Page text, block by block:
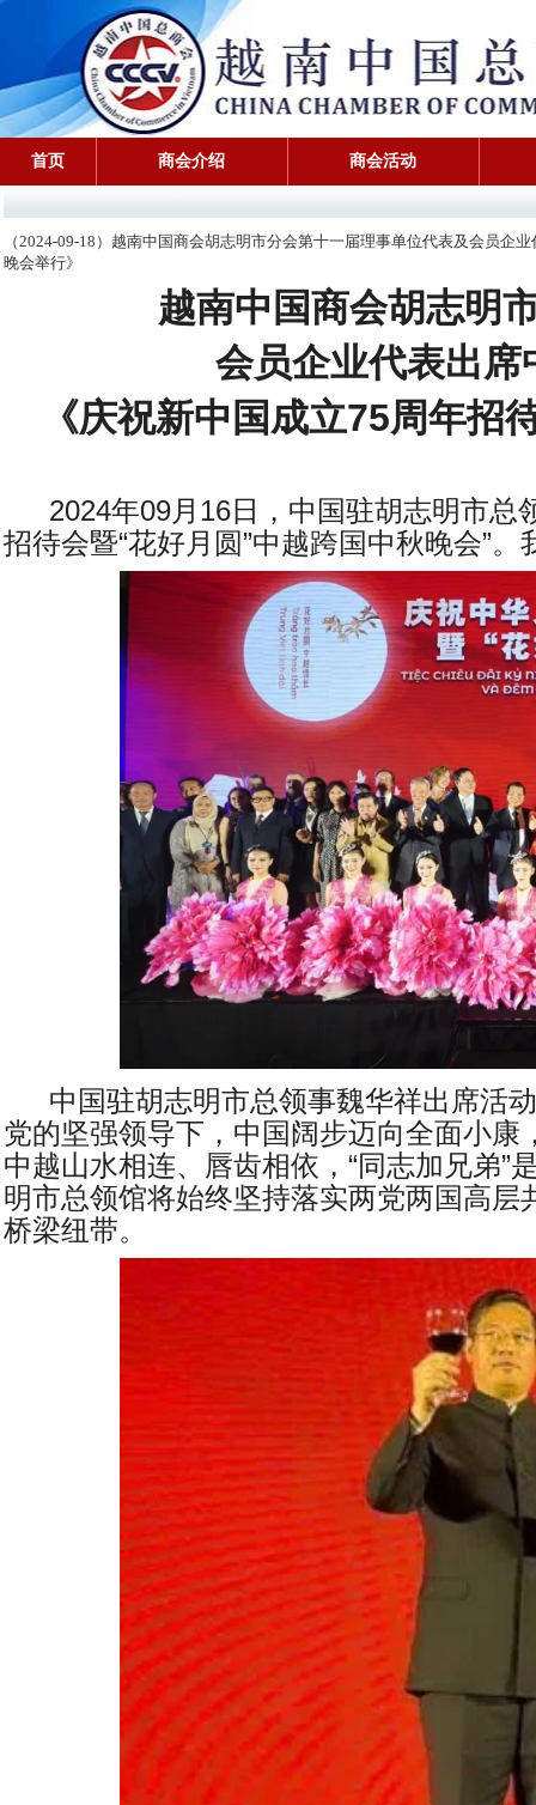
首页 商会介绍 商会活动
（2024-09-18）越南中国商会胡志明市分会第十一届理事单位代表及会员企
晚会举行》
越南中国商会胡志明
会员企业代表出席
《庆祝新中国成立75周年招
2024年09月16日 ，中国驻胡志明市总
招待会暨“花好月圆”中越跨国中秋晚会”。
中国驻胡志明市总领事魏华祥出席活
党的坚强领导下，中国阔步迈向全面小
中越山水相连、唇齿相依，“同志加兄弟
明市总领馆将始终坚持落实两党两国高
桥梁纽带。